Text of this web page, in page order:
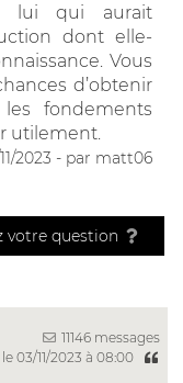
lui qui aurait
dont elle-
Vous
d’obtenir
fondements
utilement.
2023 - par matt06
votre question
11146 messages
le 03/11/2023 à 08:00